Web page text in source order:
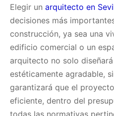
Elegir un arquitecto en
decisiones más
construcción, ya sea una
edificio comercial o un
arquitecto no solo
estéticamente agradable,
garantizará que el
eficiente, dentro del
todas las normativas